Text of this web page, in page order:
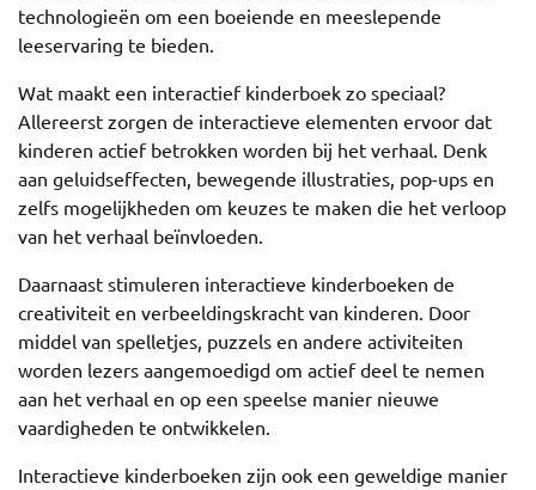
technologieën om een boeiende en meeslepende
leeservaring te bieden.
Wat maakt een interactief kinderboek zo speciaal?
Allereerst zorgen de interactieve elementen ervoor dat
kinderen actief betrokken worden bij het verhaal. Denk
aan geluidseffecten, bewegende illustraties, pop-ups en
zelfs mogelijkheden om keuzes te maken die het verloop
van het verhaal beïnvloeden.
Daarnaast stimuleren interactieve kinderboeken de
creativiteit en verbeeldingskracht van kinderen. Door
middel van spelletjes, puzzels en andere activiteiten
worden lezers aangemoedigd om actief deel te nemen
aan het verhaal en op een speelse manier nieuwe
vaardigheden te ontwikkelen.
Interactieve kinderboeken zijn ook een geweldige manier